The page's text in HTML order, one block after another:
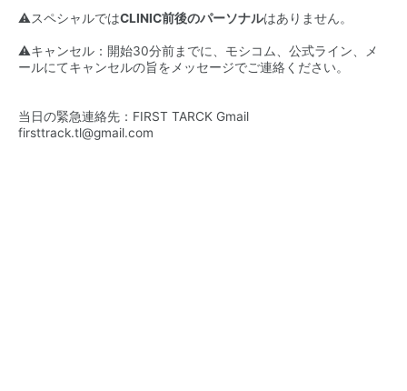
⚠️スペシャルではCLINIC前後のパーソナルはありません。
⚠️キャンセル：開始30分前までに、モシコム、公式ライン、メ
ールにてキャンセルの旨をメッセージでご連絡ください。
当日の緊急連絡先：FIRST TARCK Gmail
firsttrack.tl@gmail.com